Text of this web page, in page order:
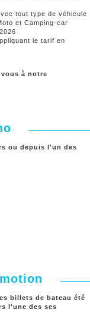
tout type de véhicule
et Camping-car
le tarif en
à notre
ou depuis l'un des
billets de bateau été
l'une des ses